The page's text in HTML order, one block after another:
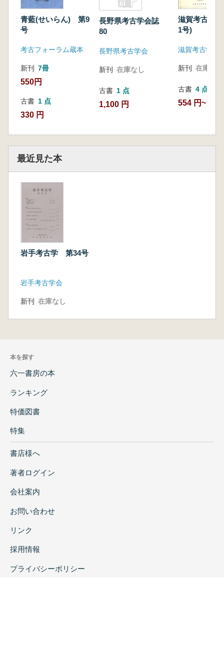
青藍(せいらん) 第9
号
考古フォーラム蔵本
新刊 7冊
550円
古書 1 点
330 円
長野県考古学会誌
80
長野県考古学会
新刊 在庫なし
古書 1 点
1,100 円
滋賀考古 創
1号)
滋賀考古学研
新刊 在庫なし
古書 4 点
554 円~
最近見た本
岩手考古学 第34号
岩手考古学会
新刊 在庫なし
本を探す
六一書房の本
ランキング
特価図書
特集
書店様へ
著者ログイン
会社案内
お問い合わせ
リンク
採用情報
プライバシーポリシー